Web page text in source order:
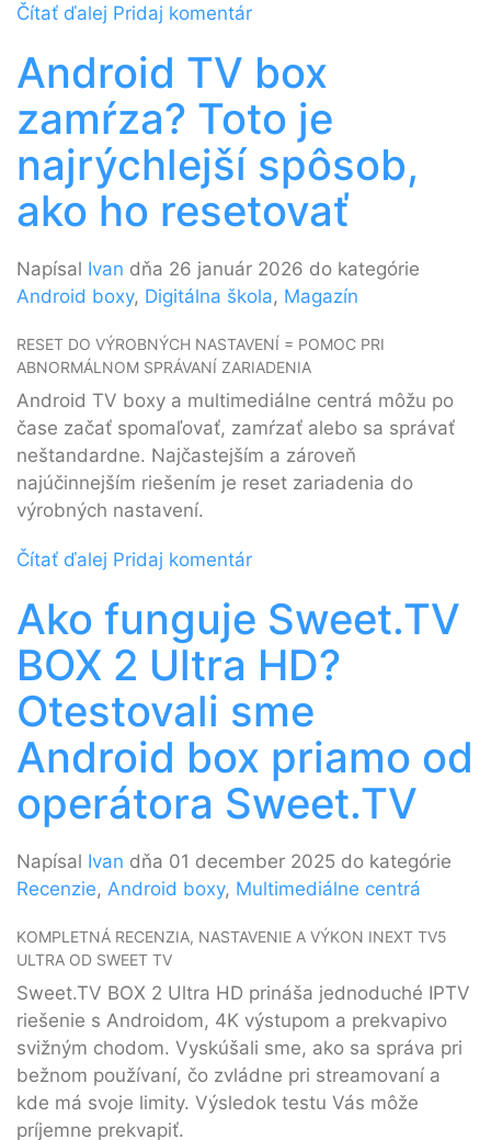
Čítať ďalej Pridaj komentár
Android TV box
zamŕza? Toto je
najrýchlejší spôsob,
ako ho resetovať
Napísal Ivan dňa 26 január 2026 do kategórie
Android boxy, Digitálna škola, Magazín
RESET DO VÝROBNÝCH NASTAVENÍ = POMOC PRI
ABNORMÁLNOM SPRÁVANÍ ZARIADENIA
Android TV boxy a multimediálne centrá môžu po
čase začať spomaľovať, zamŕzať alebo sa správať
neštandardne. Najčastejším a zároveň
najúčinnejším riešením je reset zariadenia do
výrobných nastavení.
Čítať ďalej Pridaj komentár
Ako funguje Sweet.TV
BOX 2 Ultra HD?
Otestovali sme
Android box priamo od
operátora Sweet.TV
Napísal Ivan dňa 01 december 2025 do kategórie
Recenzie, Android boxy, Multimediálne centrá
KOMPLETNÁ RECENZIA, NASTAVENIE A VÝKON INEXT TV5
ULTRA OD SWEET TV
Sweet.TV BOX 2 Ultra HD prináša jednoduché IPTV
riešenie s Androidom, 4K výstupom a prekvapivo
svižným chodom. Vyskúšali sme, ako sa správa pri
bežnom používaní, čo zvládne pri streamovaní a
kde má svoje limity. Výsledok testu Vás môže
príjemne prekvapiť.